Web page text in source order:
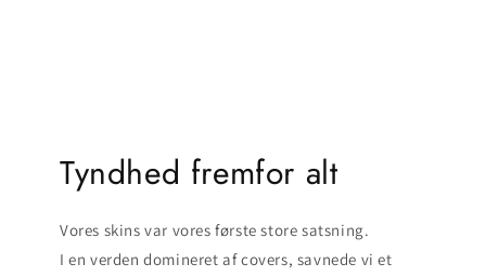
Tyndhed fremfor alt
Vores skins var vores første store satsning.
I en verden domineret af covers, savnede vi et